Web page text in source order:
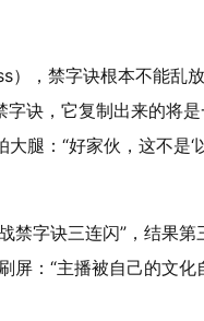
，禁字诀根本不能乱
诀，它复制出来的将是
：“好家伙，这不是‘
禁字诀三连闪”，结果
屏：“主播被自己的文